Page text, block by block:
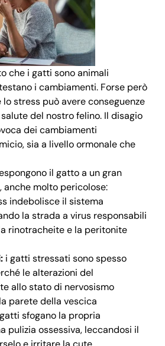
che i gatti sono animali
i cambiamenti. Forse però
stress può avere conseguenze
del nostro felino. Il disagio
dei cambiamenti
sia a livello ormonale che
il gatto a un gran
anche molto pericolose:
indebolisce il sistema
la strada a virus responsabili
rinotracheite e la peritonite
i gatti stressati sono spesso
le alterazioni del
allo stato di nervosismo
parete della vescica
sfogano la propria
pulizia ossessiva, leccandosi il